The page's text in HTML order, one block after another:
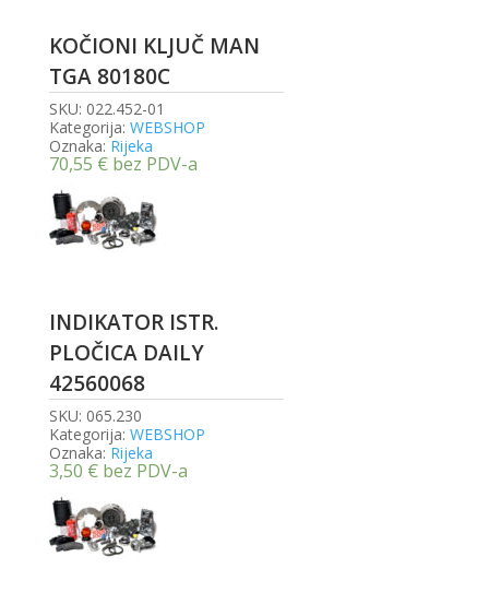
KOČIONI KLJUČ MAN
TGA 80180C
SKU: 022.452-01
Kategorija: WEBSHOP
Oznaka: Rijeka
70,55 € bez PDV-a
INDIKATOR ISTR.
PLOČICA DAILY
42560068
SKU: 065.230
Kategorija: WEBSHOP
Oznaka: Rijeka
3,50 € bez PDV-a